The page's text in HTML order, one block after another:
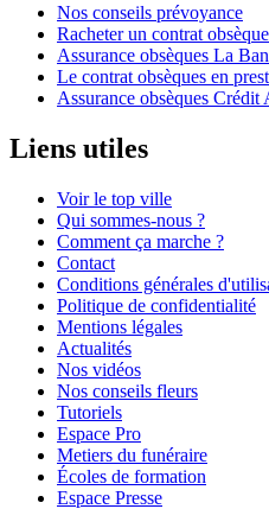
Nos conseils prévoyance
Racheter un contrat
Assurance obsèques La
Le contrat obsèques en
Assurance obsèques Crédit
Liens utiles
Voir le top ville
Qui sommes-nous ?
Comment ça marche ?
Contact
Conditions générales
Politique de confidentialité
Mentions légales
Actualités
Nos vidéos
Nos conseils fleurs
Tutoriels
Espace Pro
Metiers du funéraire
Écoles de formation
Espace Presse